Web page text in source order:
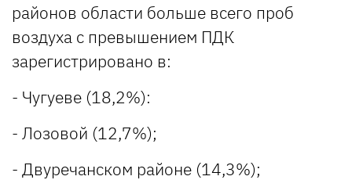
районов области больше всего проб
воздуха с превышением ПДК
зарегистрировано в:
- Чугуеве (18,2%):
- Лозовой (12,7%);
- Двуречанском районе (14,3%);